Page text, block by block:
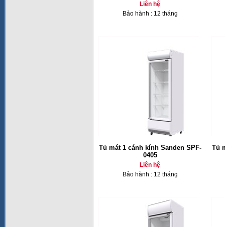
Liên hệ
Bảo hành : 12 tháng
Tủ mát 1 cánh kính Sanden SPF-
0405
Liên hệ
Bảo hành : 12 tháng
Tủ